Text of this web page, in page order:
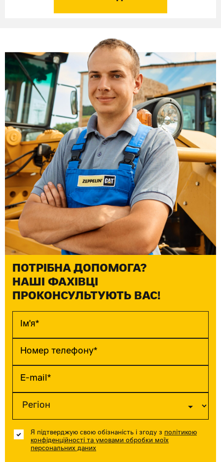
ПОТРІБНА ДОПОМОГА?
НАШІ ФАХІВЦІ
ПРОКОНСУЛЬТУЮТЬ ВАС!
Я підтверджую свою обізнаність і згоду з політикою
конфіденційності та умовами обробки моїх
персональних даних